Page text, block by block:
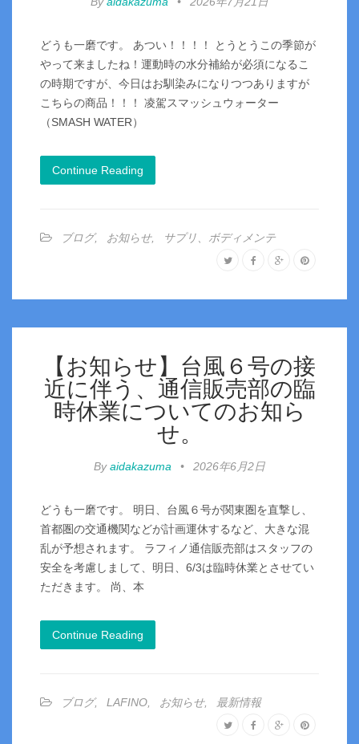
どうも一磨です。 あつい！！！！ とうとうこの季節が
やって来ましたね！運動時の水分補給が必須になるこ
の時期ですが、今日はお馴染みになりつつありますが
こちらの商品！！！ 凌駕スマッシュウォーター
（SMASH WATER）
Continue Reading
ブログ, お知らせ, サプリ、ボディメンテ
【お知らせ】台風６号の接
近に伴う、通信販売部の臨
時休業についてのお知ら
せ。
Byaidakazuma • 2026年6月2日
どうも一磨です。 明日、台風６号が関東圏を直撃し、
首都圏の交通機関などが計画運休するなど、大きな混
乱が予想されます。 ラフィノ通信販売部はスタッフの
安全を考慮しまして、明日、6/3は臨時休業とさせてい
ただきます。 尚、本
Continue Reading
ブログ, LAFINO お知らせ, 最新情報